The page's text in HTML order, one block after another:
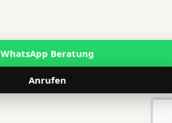
WhatsApp Beratung
Anrufen